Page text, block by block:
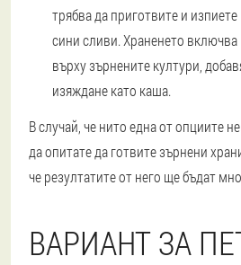
трябва да приготвите и
сини сливи. Храненето
върху зърнените култури,
изяждане като каша.
В случай, че нито една от опциите
да опитате да готвите зърнени
че резултатите от него ще бъдат
ВАРИАНТ ЗА